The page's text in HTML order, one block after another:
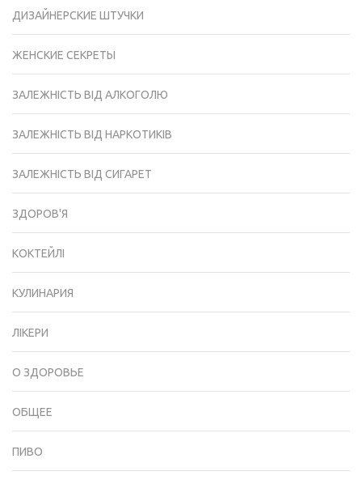
ДИЗАЙНЕРСКИЕ ШТУЧКИ
ЖЕНСКИЕ СЕКРЕТЫ
ЗАЛЕЖНІСТЬ ВІД АЛКОГОЛЮ
ЗАЛЕЖНІСТЬ ВІД НАРКОТИКІВ
ЗАЛЕЖНІСТЬ ВІД СИГАРЕТ
ЗДОРОВ'Я
КОКТЕЙЛІ
КУЛИНАРИЯ
ЛІКЕРИ
О ЗДОРОВЬЕ
ОБЩЕЕ
ПИВО